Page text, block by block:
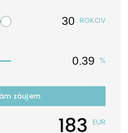
ROKOV
%
záujem
183 EUR